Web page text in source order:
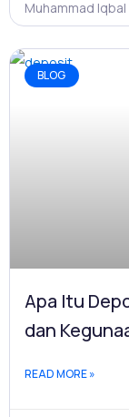
Muhammad Iqbal
BLOG
Apa Itu
dan
READ MORE »